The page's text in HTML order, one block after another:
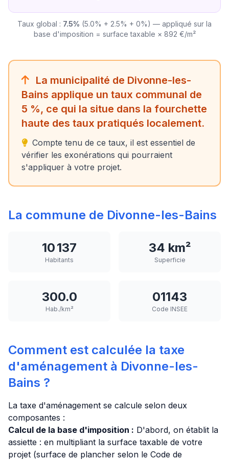
Taux global : 7.5% (5.0% + 2.5% + 0%) — appliqué sur la
base d'imposition = surface taxable × 892 €/m²
La municipalité de Divonne-les-
Bains applique un taux communal de
5 %, ce qui la situe dans la fourchette
haute des taux pratiqués localement.
Compte tenu de ce taux, il est essentiel de
vérifier les exonérations qui pourraient
s'appliquer à votre projet.
La commune de Divonne-les-Bains
10 137
Habitants
34 km²
Superficie
300.0
Hab./km²
01143
Code INSEE
Comment est calculée la taxe
d'aménagement à Divonne-les-
Bains ?
La taxe d'aménagement se calcule selon deux
composantes :
Calcul de la base d'imposition : D'abord, on établit la
assiette : en multipliant la surface taxable de votre
projet (surface de plancher selon le Code de